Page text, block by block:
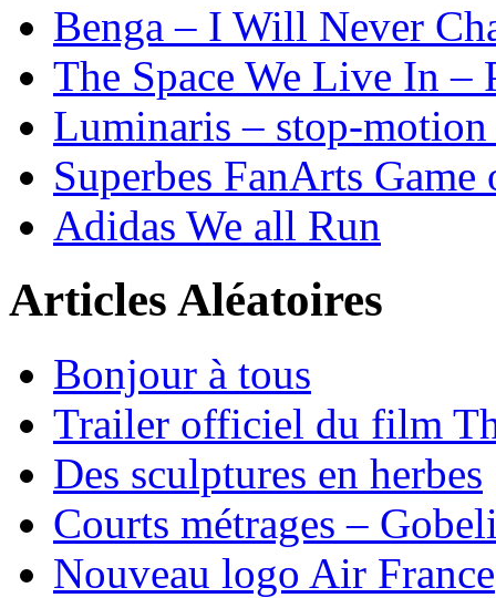
Benga – I Will Never
The Space We Live In –
Luminaris – stop-
Superbes FanArts Game
Adidas We all Run
Articles Aléatoires
Bonjour à tous
Trailer officiel du film
Des sculptures en herbes
Courts métrages –
Nouveau logo Air France